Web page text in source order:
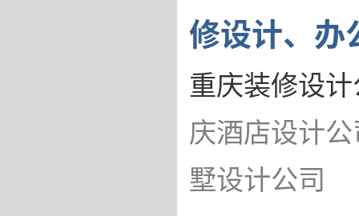
修设计、办
重庆装修设
庆酒店设计
墅设计公司